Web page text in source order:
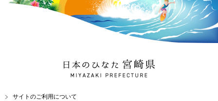
日本のひなた 宮崎県
MIYAZAKI PREFECTURE
サイトのご利用について